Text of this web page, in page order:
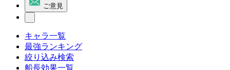
ご意見
キャラ一覧
最強ランキング
絞り込み検索
船長効果一覧